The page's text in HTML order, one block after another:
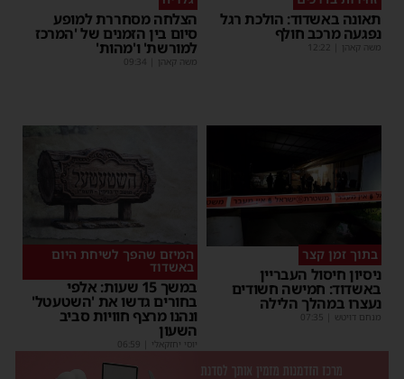
תאונה באשדוד: הולכת רגל
נפגעה מרכב חולף
משה קאהן
הצלחה מסחררת למופע
סיום בין הזמנים של 'המרכז
למורשת' ו'מהות'
משה קאהן 09:34
בתוך זמן קצר
ניסיון חיסול העבריין
באשדוד: חמישה חשודים
נעצרו במהלך הלילה
מנחם דויטש 07:35
המיזם שהפך לשיחת היום
באשדוד
במשך 15 שעות: אלפי
בחורים גדשו את 'השטעטל'
ונהנו מרצף חוויות סביב
השעון
יוסי יחזקאלי 06:59